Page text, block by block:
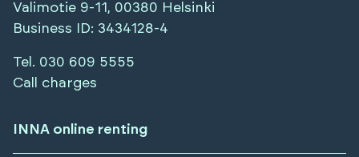
Valimotie 9-11, 00380 Helsinki
Business ID: 3434128-4
Tel. 030 609 5555
Call charges
INNA online renting